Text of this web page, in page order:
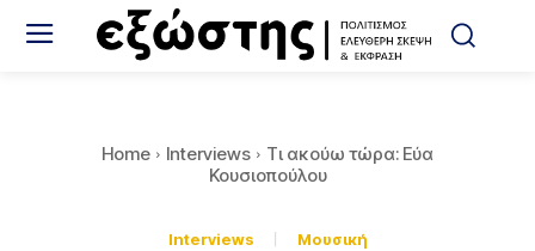
Home Interviews
Τι ακούω τώρα: Εύα
Κουσιοπούλου
Interviews Μουσική